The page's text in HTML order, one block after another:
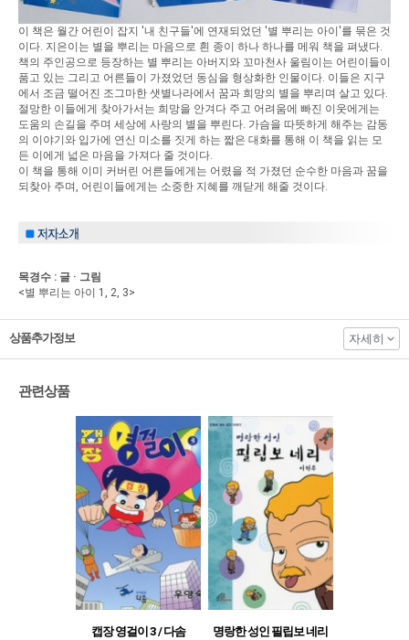
이 책은 월간 어린이 잡지 '내 친구들'에 연재되었던 '별 뿌리는 아이'를 묶은 것
이다. 지은이는 별을 뿌리는 마음으로 흰 종이 하나 하나를 메워 책을 펴냈다.
책의 주인공으로 등장하는 별 뿌리는 아버지와 꼬마천사 울림이는 어린이들이
품고 있는 그리고 어른들이 가졌었던 동심을 형상화한 인물이다. 이들은 지구
에서 조금 떨어진 조그마한 샛별나라에서 꿈과 희망의 별을 뿌리며 살고 있다.
절망한 이들에게 찾아가서는 희망을 안겨다 주고 어려움에 빠진 이웃에게는
도움의 손길을 주며 세상에 사랑의 별을 뿌린다. 가슴을 따뜻하게 해주는 감동
의 이야기와 입가에 연신 미소를 짓게 하는 짧은 대화를 통해 이 책을 읽는 모
든 이에게 넓은 마음을 가져다 줄 것이다.
이 책을 통해 이미 커버린 어른들에게는 어렸을 적 가졌던 순수한 마음과 꿈을
되찾아 주며, 어린이들에게는 소중한 지혜를 깨닫게 해줄 것이다.
목경수 : 글 · 그림
<별 뿌리는 아이 1, 2, 3>
상품추가정보 자세히
관련상품
캡장 영걸이 3 / 다솜
명랑한 성인 필립보 네리